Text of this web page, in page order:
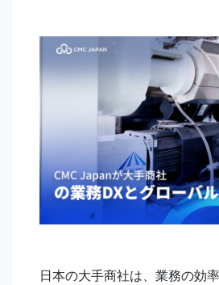
日本の大手商社は、業務の効